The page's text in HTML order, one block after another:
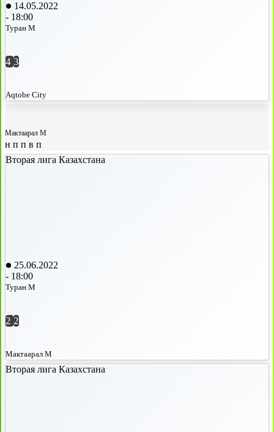
14.05.2022
- 18:00
Туран М
4 3
Aqtobe City
Мактаарал М
н п п в п
Вторая лига Казахстана
25.06.2022
- 18:00
Туран М
2 2
Мактаарал М
Вторая лига Казахстана